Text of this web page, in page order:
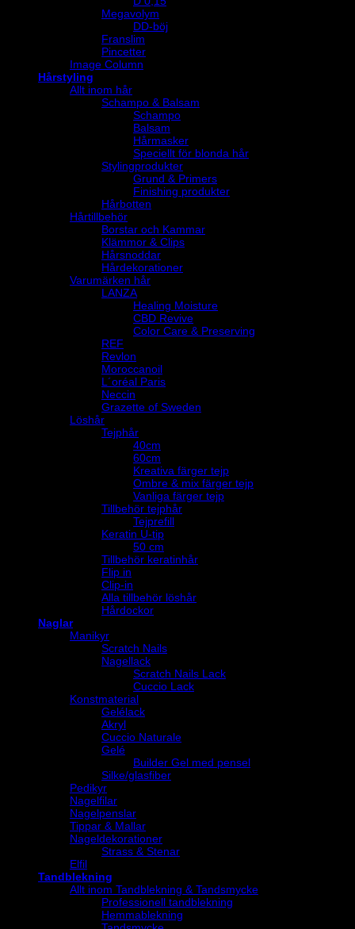
Megavolym
DD-böj
Franslim
Pincetter
Image Column
Hårstyling
Allt inom hår
Schampo & Balsam
Schampo
Balsam
Hårmasker
Speciellt för blonda hår
Stylingprodukter
Grund & Primers
Finishing produkter
Hårbotten
Hårtillbehör
Borstar och Kammar
Klämmor & Clips
Hårsnoddar
Hårdekorationer
Varumärken hår
LANZA
Healing Moisture
CBD Revive
Color Care & Preserving
REF
Revlon
Moroccanoil
L´oréal Paris
Neccin
Grazette of Sweden
Löshår
Tejphår
40cm
60cm
Kreativa färger tejp
Ombre & mix färger tejp
Vanliga färger tejp
Tillbehör tejphår
Tejprefill
Keratin U-tip
50 cm
Tillbehör keratinhår
Flip in
Clip-in
Alla tillbehör löshår
Hårdockor
Naglar
Manikyr
Scratch Nails
Nagellack
Scratch Nails Lack
Cuccio Lack
Konstmaterial
Gelélack
Akryl
Cuccio Naturale
Gelé
Builder Gel med pensel
Silke/glasfiber
Pedikyr
Nagelfilar
Nagelpenslar
Tippar & Mallar
Nageldekorationer
Strass & Stenar
Elfil
Tandblekning
Allt inom Tandblekning & Tandsmycke
Professionell tandblekning
Hemmablekning